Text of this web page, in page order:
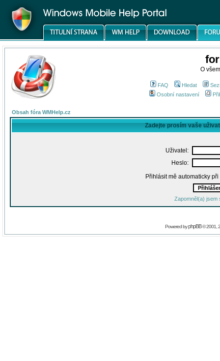
O
FAQ Hledat
Osobní nastavení
Obsah fóra WMHelp.cz
Zadejte prosím vaše
Uživatel:
Heslo:
Přihlásit mě automaticky
Zapomněl(a) jsem
Powered byphpBB© 2001,